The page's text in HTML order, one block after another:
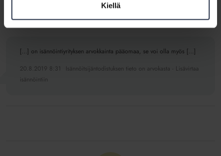
Kiellä
[…] on isännöintiyrityksen arvokkainta pääomaa, se voi olla myös […]
20.8.2019 8:31
Isännöitsijäntodistuksen tieto on arvokasta - Lisävirtaa
isännöintiin